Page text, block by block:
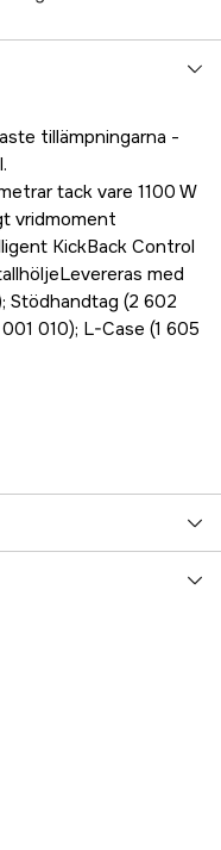
tillämpningarna -
tack vare 1100 W
vridmoment
KickBack Control
med
Stödhandtag (2 602
010); L-Case (1 605
Nätdriven